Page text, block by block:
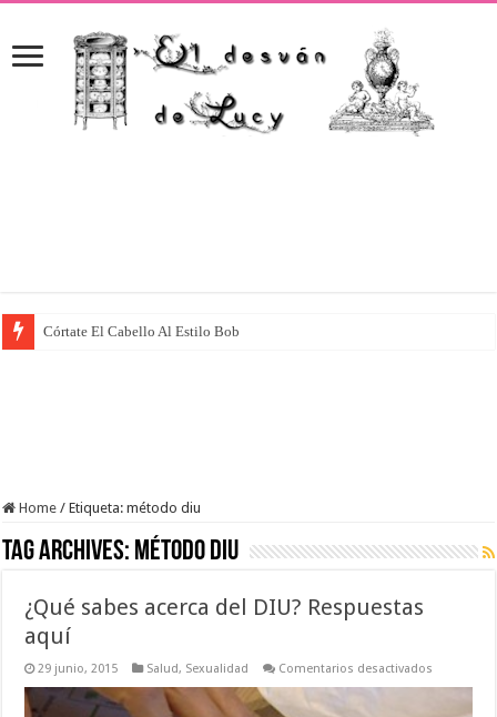
Córtate El Cabello Al Estilo Bob
Home / Etiqueta:método diu
Tag Archives: método diu
¿Qué sabes acerca del DIU? Respuestas
aquí
29 junio, 2015 Salud, Sexualidad Comentarios desactivados